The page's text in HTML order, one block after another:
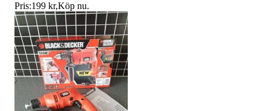
Pris:199 kr,Köp nu.